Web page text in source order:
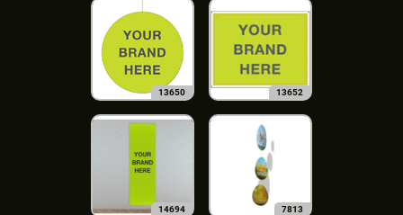
13650 13652
14694 7813